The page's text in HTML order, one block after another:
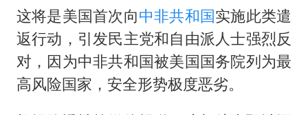
蒯曼挺进WTT横滨冠军赛女单四强
以军士兵把枪口对准中国记者
笔试第一被劝弃考涉事副校长被撤职
白海豚5次眼壁置换
这将是美国首次向中非共和国实施此类遣
返行动，引发民主党和自由派人士强烈反
对，因为中非共和国被美国国务院列为最
高风险国家，安全形势极度恶劣。